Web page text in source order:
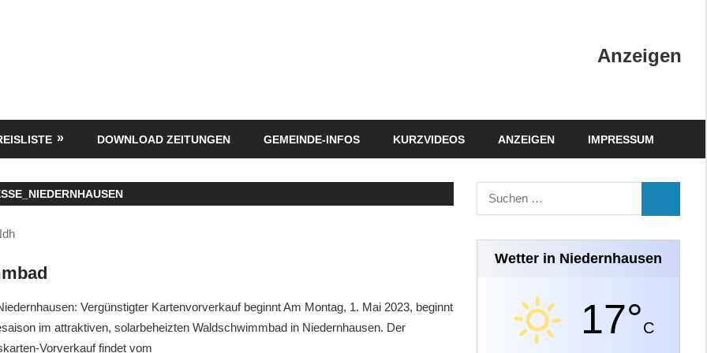
Anzeigen
DOWNLOAD ZEITUNGEN GEMEINDE-INFOS KURZVIDEOS ANZEIGEN IMPRESSUM
Vergünstigter Kartenvorverkauf beginnt Am Montag, 1. Mai 2023, beginnt
im attraktiven, solarbeheizten Waldschwimmbad in Niedernhausen. Der
Vorverkauf findet vom
Suchen
nach:
Wetter in Niedernhausen
17°C